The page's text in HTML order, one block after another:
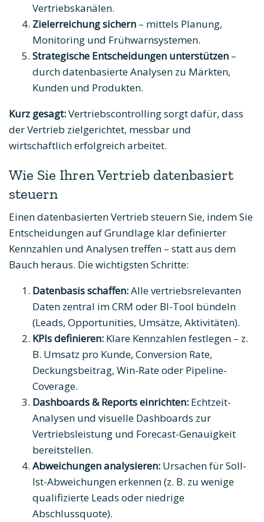
Vertriebskanälen.
Zielerreichung sichern – mittels Planung,
Monitoring und Frühwarnsystemen.
Strategische Entscheidungen unterstützen –
durch datenbasierte Analysen zu Märkten,
Kunden und Produkten.
Kurz gesagt:Vertriebscontrolling sorgt dafür, dass
der Vertrieb zielgerichtet, messbar und
wirtschaftlich erfolgreich arbeitet.
Wie Sie Ihren Vertrieb datenbasiert
steuern
Einen datenbasierten Vertrieb steuern Sie, indem Sie
Entscheidungen auf Grundlage klar definierter
Kennzahlen und Analysen treffen – statt aus dem
Bauch heraus. Die wichtigsten Schritte:
Datenbasis schaffen:Alle vertriebsrelevanten
Daten zentral im CRM oder BI-Tool bündeln
(Leads, Opportunities, Umsätze, Aktivitäten).
KPIs definieren: Klare Kennzahlen festlegen – z.
B. Umsatz pro Kunde, Conversion Rate,
Deckungsbeitrag, Win-Rate oder Pipeline-
Coverage.
Dashboards & Reports einrichten: Echtzeit-
Analysen und visuelle Dashboards zur
Vertriebsleistung und Forecast-Genauigkeit
bereitstellen.
Abweichungen analysieren: Ursachen für Soll-
Ist-Abweichungen erkennen (z. B. zu wenige
qualifizierte Leads oder niedrige
Abschlussquote).